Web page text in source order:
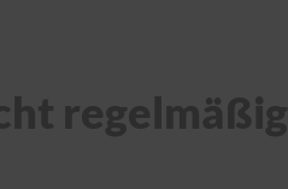
regelmäßig